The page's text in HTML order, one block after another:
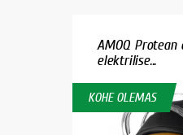
AMOQ
elektrilise...
KOHE OLEMAS